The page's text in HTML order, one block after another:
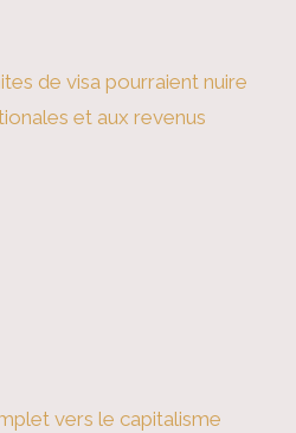
de visa pourraient nuire
et aux revenus
vers le capitalisme